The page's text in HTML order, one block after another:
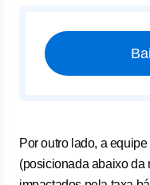
Por outro lado, a
(posicionada abaixo da